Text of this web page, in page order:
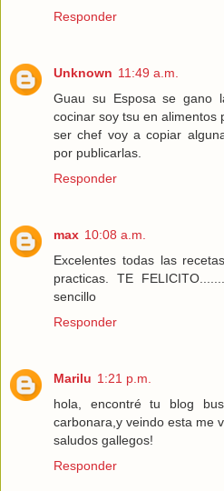
Responder
Unknown 11:49 a.m.
Guau su Esposa se gano
cocinar soy tsu en alimentos
ser chef voy a copiar
por publicarlas.
Responder
max 10:08 a.m.
Excelentes todas las
practicas. TE
sencillo
Responder
Marilu 1:21 p.m.
hola, encontré tu blog
carbonara,y veindo esta me
saludos gallegos!
Responder